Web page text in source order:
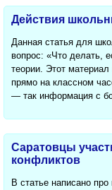
Действия
Данная статья для
вопрос: «Что делать,
теории. Этот
прямо на классном
— так информация с
Саратовцы
конфликтов
В статье написано